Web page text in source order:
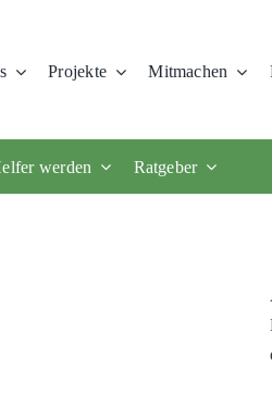
Projekte Mitmachen
werden Ratgeber